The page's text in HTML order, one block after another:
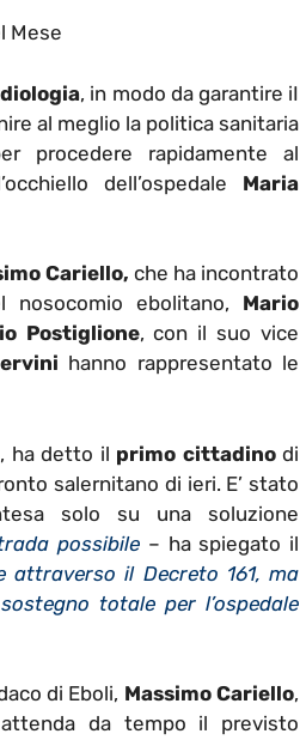
Mese
, in modo da garantire iI
al meglio la politica sanitaria
procedere rapidamente al
dell’ospedale Maria
Cariello, che ha incontrato
ebolitano, Mario
Postiglione, con il suo vice
hanno rappresentato le
, ha detto il primo cittadinodi
salernitano di ieri. E’ stato
solo su una soluzione
possibile – ha spiegato il
il Decreto 161, ma
totale per l’ospedale
di Eboli, Massimo Cariello,
da tempo il previsto